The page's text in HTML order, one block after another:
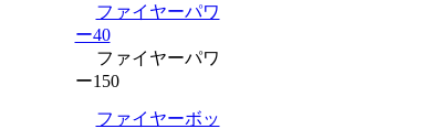
ファイヤーパワ
ー40
ファイヤーパワ
ー150
ファイヤーボッ